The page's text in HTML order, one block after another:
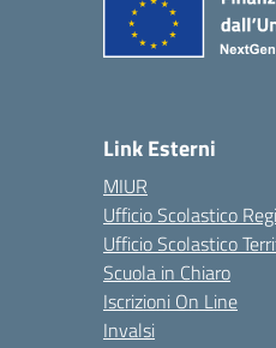
Link Esterni
MIUR
Ufficio Scolastico
Ufficio Scolastico
Scuola in Chiaro
Iscrizioni On Line
Invalsi